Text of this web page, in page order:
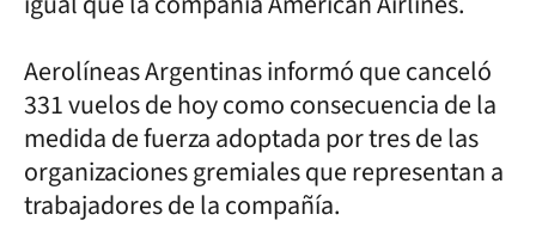
Aerolíneas Argentinas informó que canceló
331 vuelos de hoy como consecuencia de la
medida de fuerza adoptada por tres de las
organizaciones gremiales que representan a
trabajadores de la compañía.